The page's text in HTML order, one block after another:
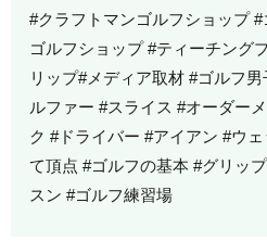
#クラフトマンゴルフショップ
ゴルフショップ #ティーチング
リップ#メディア取材 #ゴルフ
ルファー #スライス #オーダー
ク #ドライバー #アイアン #ウ
て頂点 #ゴルフの基本 #グリッ
スン #ゴルフ練習場